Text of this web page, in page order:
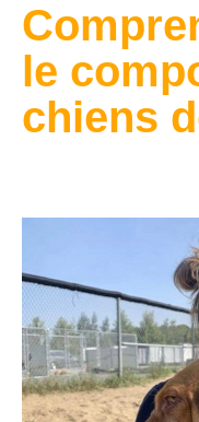
le
chiens